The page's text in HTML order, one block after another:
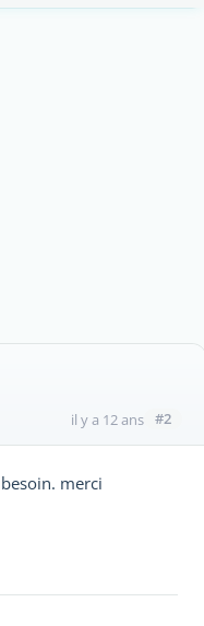
il y a 12 ans #2
merci